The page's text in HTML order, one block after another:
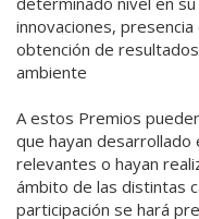
innovaciones,
obtención de
ambiente
A estos Premios
que hayan
relevantes o hayan
ámbito de las distintas
participación se hará